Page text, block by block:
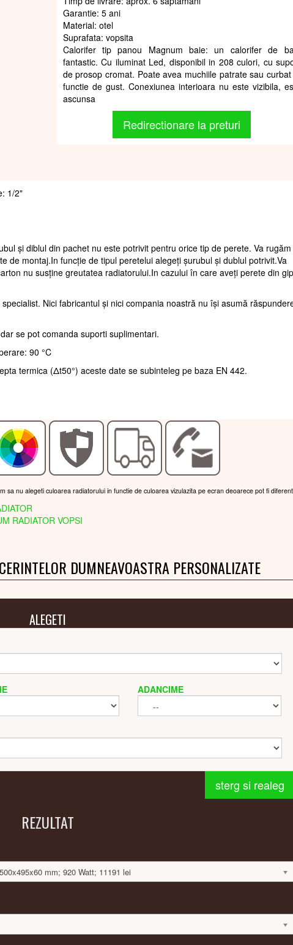
Garantie: 5 ani
Material: otel
Suprafata: vopsita
Calorifer tip panou Magnum baie: un calorifer de
fantastic. Cu iluminat Led, disponibil in 208 culori, cu
de prosop cromat. Poate avea muchiile patrate sau curbat
functie de gust. Conexiunea interioara nu este vizibila,
ascunsa
Redirectionare la preturi
1/2"
și diblul din pachet nu este potrivit pentru orice tip de perete. Va rugăm
de montaj.In funcție de tipul peretelui alegeți șurubul și dublul potrivit.Va
nu susține greutatea radiatorului.In cazului în care aveți perete din
Nici fabricantul și nici compania noastră nu își asumă
se pot comanda suporti suplimentari.
90 °C
termica (Δt50°) aceste date se subinteleg pe baza EN 442.
sa nu alegeti culoarea radiatorului in functie de culoarea vizulazita pe ecran deoarece pot fi
RADIATOR VOPSI
DUMNEAVOASTRA PERSONALIZATE
ALEGETI
ADANCIME
sterg si realeg
REZULTAT
mm; 920 Watt; 11191 lei